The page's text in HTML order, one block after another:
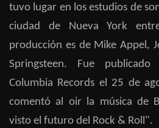
tuvo lugar en los estudios de
ciudad de Nueva York
producción es de Mike Appel,
Springsteen. Fue
Columbia Records el 25 de
comentó al oir la música de
visto el futuro del Rock & Roll".